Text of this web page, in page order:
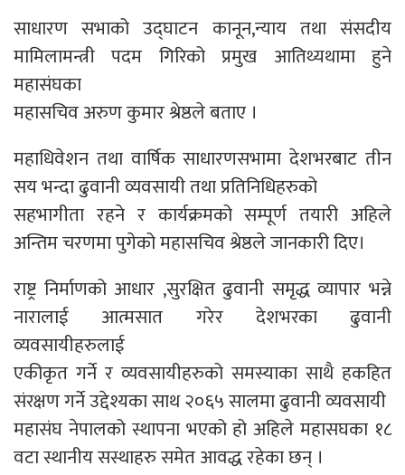
साधारण सभाको उद्घाटन कानून,न्याय तथा संसदीय
मामिलामन्त्री पदम गिरिको प्रमुख आतिथ्यथामा हुने
महासंघका
महासचिव अरुण कुमार श्रेष्ठले बताए ।
महाधिवेशन तथा वार्षिक साधारणसभामा देशभरबाट तीन
सय भन्दा ढुवानी व्यवसायी तथा प्रतिनिधिहरुको
सहभागीता रहने र कार्यक्रमको सम्पूर्ण तयारी अहिले
अन्तिम चरणमा पुगेको महासचिव श्रेष्ठले जानकारी दिए।
राष्ट्र निर्माणको आधार ,सुरक्षित ढुवानी समृद्ध व्यापार भन्ने
नारालाई आत्मसात गरेर देशभरका ढुवानी
व्यवसायीहरुलाई
एकीकृत गर्ने र व्यवसायीहरुको समस्याका साथै हकहित
संरक्षण गर्ने उद्देश्यका साथ २०६५ सालमा ढुवानी व्यवसायी
महासंघ नेपालको स्थापना भएको हो अहिले महासघका १८
वटा स्थानीय सस्थाहरु समेत आवद्ध रहेका छन् ।